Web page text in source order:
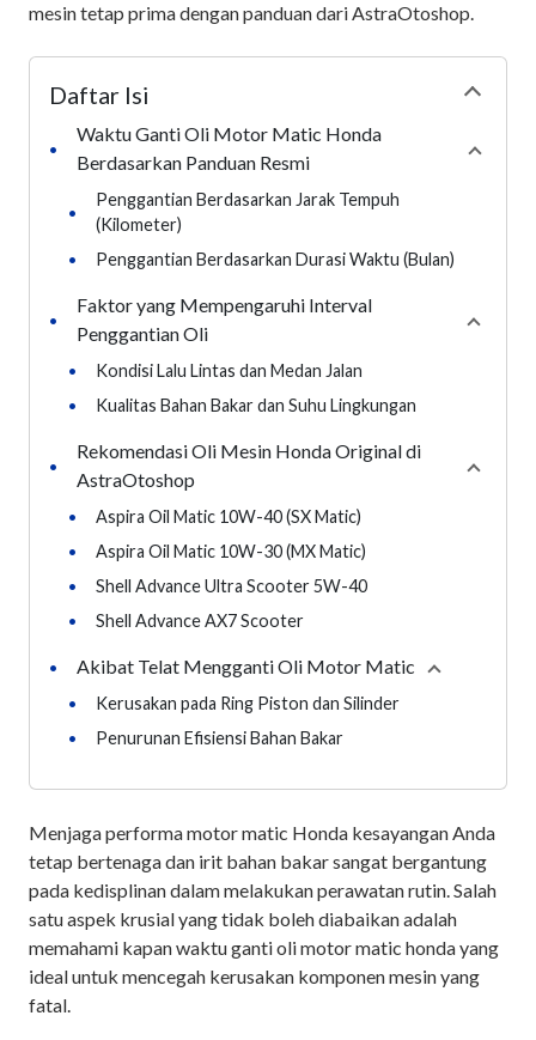
mesin tetap prima dengan panduan dari AstraOtoshop.
Daftar Isi
•
Waktu Ganti Oli Motor Matic Honda
Berdasarkan Panduan Resmi
•
Penggantian Berdasarkan Jarak Tempuh
(Kilometer)
•
Penggantian Berdasarkan Durasi Waktu (Bulan)
•
Faktor yang Mempengaruhi Interval
Penggantian Oli
•
Kondisi Lalu Lintas dan Medan Jalan
•
Kualitas Bahan Bakar dan Suhu Lingkungan
•
Rekomendasi Oli Mesin Honda Original di
AstraOtoshop
•
Aspira Oil Matic 10W-40 (SX Matic)
•
Aspira Oil Matic 10W-30 (MX Matic)
•
Shell Advance Ultra Scooter 5W-40
•
Shell Advance AX7 Scooter
• Akibat Telat Mengganti Oli Motor Matic Collapse
•
Kerusakan pada Ring Piston dan Silinder
•
Penurunan Efisiensi Bahan Bakar
Menjaga performa motor matic Honda kesayangan Anda
tetap bertenaga dan irit bahan bakar sangat bergantung
pada kedisplinan dalam melakukan perawatan rutin. Salah
satu aspek krusial yang tidak boleh diabaikan adalah
memahami kapan waktu ganti oli motor matic honda yang
ideal untuk mencegah kerusakan komponen mesin yang
fatal.